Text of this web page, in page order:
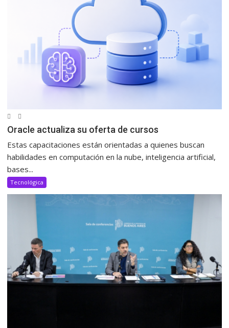
Oracle actualiza su oferta de cursos
Estas capacitaciones están orientadas a quienes buscan
habilidades en computación en la nube, inteligencia artificial,
bases...
Tecnológica